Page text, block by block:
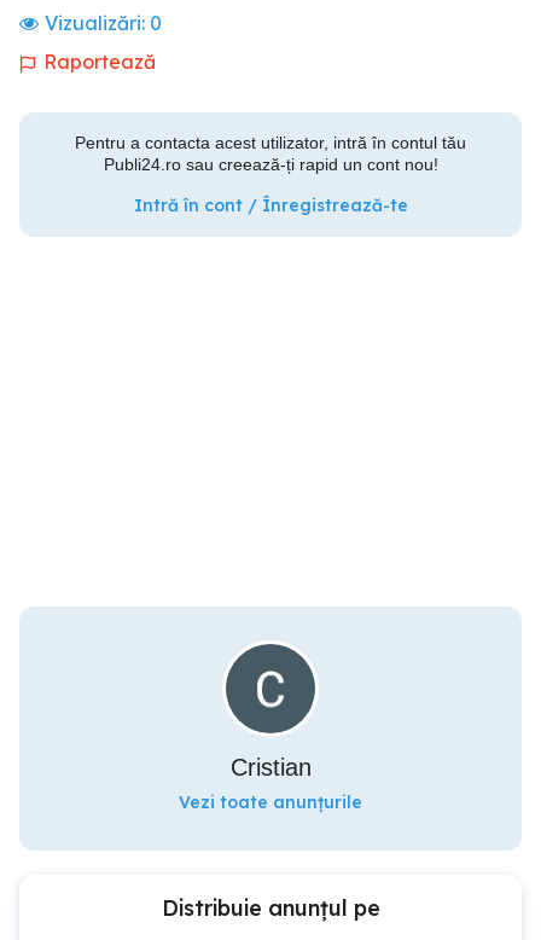
Vizualizări: 0
Raportează
Pentru a contacta acest utilizator, intră în contul tău
Publi24.ro sau creează-ți rapid un cont nou!
Intră în cont / Înregistrează-te
Cristian
Vezi toate anunțurile
Distribuie anunțul pe